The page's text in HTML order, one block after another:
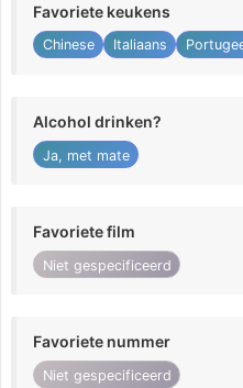
Favoriete keukens
Chinese Italiaans
Alcohol drinken?
Ja, met mate
Favoriete film
Niet gespecificeerd
Favoriete nummer
Niet gespecificeerd